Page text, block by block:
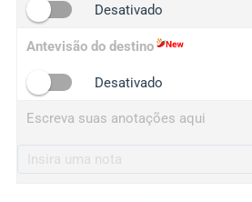
Desativado
Antevisão do destino
Desativado
Escreva suas anotações aqui